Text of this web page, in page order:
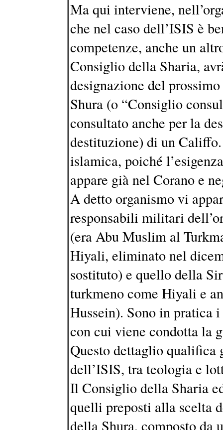
Ma qui interviene,
che nel caso dell’ISIS è
competenze, anche un
Consiglio della Sharia,
designazione del
Shura (o “Consiglio
consultato anche per la
destituzione) di un
islamica, poiché
appare già nel Corano e
A detto organismo vi
responsabili militari
(era Abu Muslim al
Hiyali, eliminato nel
sostituto) e quello della
turkmeno come Hiyali e
Hussein). Sono in
con cui viene condotta la
Questo dettaglio
dell’ISIS, tra teologia e
Il Consiglio della Sharia
quelli preposti alla scelta
della Shura, composto